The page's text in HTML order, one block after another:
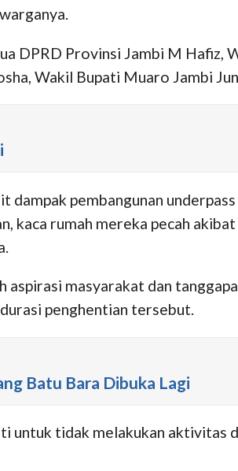
DPRD Provinsi Jambi M Hafiz,
Wakil Bupati Muaro Jambi
pembangunan
kaca rumah mereka pecah
masyarakat dan
penghentian tersebut.
Batu Bara Dibuka Lagi
untuk tidak melakukan